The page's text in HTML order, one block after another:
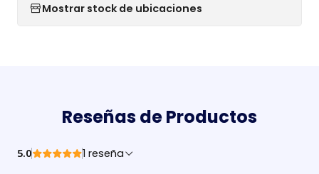
Mostrar stock de ubicaciones
Reseñas de Productos
5.0 1 reseña